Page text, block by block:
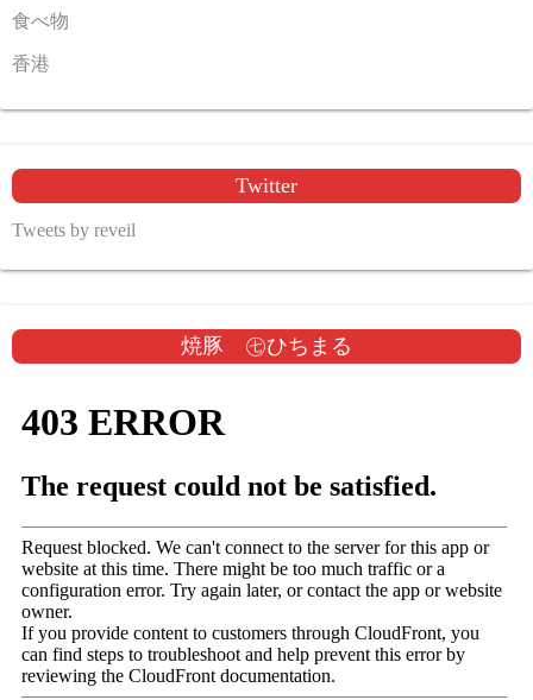
食べ物
香港
Twitter
Tweets by reveil
焼豚 ㊆ひちまる